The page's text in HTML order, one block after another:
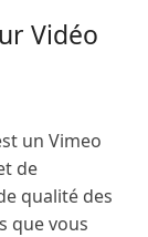
Vidéo
un Vimeo
de
qualité des
que vous